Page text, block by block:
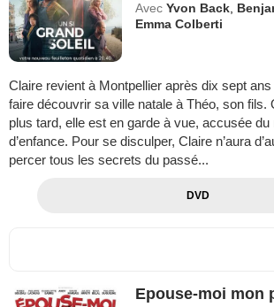
Avec Yvon Back
Emma Colberti
Claire revient à Montpellier après dix sept ans
faire découvrir sa ville natale à Théo, son fils.
plus tard, elle est en garde à vue, accusée du
d’enfance. Pour se disculper, Claire n’aura
percer tous les secrets du passé...
DVD
Epouse-moi mon